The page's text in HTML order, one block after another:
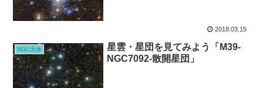
2018.03.15
NGC天体
星雲・星団を見てみよう「M39-
NGC7092-散開星団」